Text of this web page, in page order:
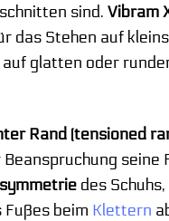
sind. Vibram
das Stehen auf
glatten oder
Rand (tensioned
seine
des
beim Klettern